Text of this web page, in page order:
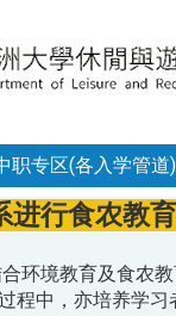
职专区(各入学管道)
进行食农教
环境教育及食农
程中，亦培养学